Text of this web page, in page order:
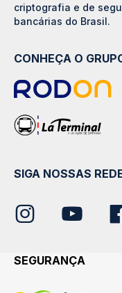
criptografia e de
bancárias do Brasil.
CONHEÇA O
SIGA NOSSAS
SEGURANÇA